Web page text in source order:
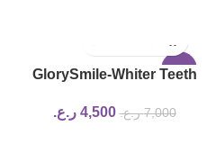
-36%
GlorySmile-Whiter Teeth
7,000 ر.ع. 4,500 ر.ع.